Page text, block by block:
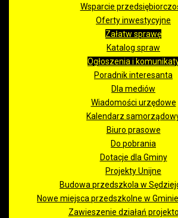
Wsparcie
Oferty inwestycyjne
Załatw sprawę
Katalog spraw
Ogłoszenia i
Poradnik interesanta
Dla mediów
Wiadomości urzędowe
Kalendarz
Biuro prasowe
Do pobrania
Dotacje dla Gminy
Projekty Unijne
Budowa przedszkola w
Nowe miejsca przedszkolne w
Zawieszenie działań